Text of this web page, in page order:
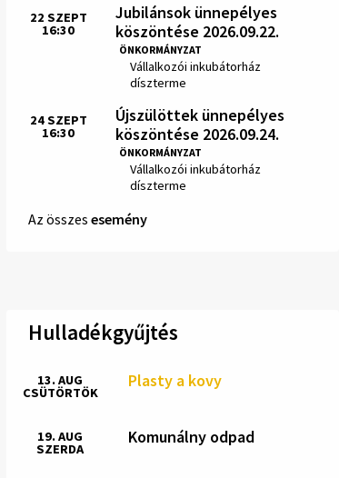
Jubilánsok ünnepélyes
köszöntése 2026.09.22.
ÖNKORMÁNYZAT
Hely:
Vállalkozói inkubátorház
díszterme
Idő:
22 SZEPT
16:30
Újszülöttek ünnepélyes
köszöntése 2026.09.24.
ÖNKORMÁNYZAT
Hely:
Vállalkozói inkubátorház
díszterme
Idő:
24SZEPT
16:30
Az összes esemény
Hulladékgyűjtés
Plasty a kovy
13. AUG
CSÜTÖRTÖK
Komunálny odpad
19. AUG
SZERDA